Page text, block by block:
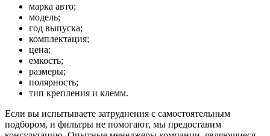
марка авто;
модель;
год выпуска;
комплектация;
цена;
емкость;
размеры;
полярность;
тип крепления и клемм.
Если вы испытываете затруднения с самостоятельным
подбором, и фильтры не помогают, мы предоставим